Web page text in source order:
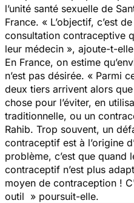
l’unité santé sexuelle de
France. « L’objectif, c’est
consultation contraceptive
leur médecin », ajoute-t-
En France, on estime
n’est pas désirée. « Parmi
deux tiers arrivent alors
chose pour l’éviter, en
traditionnelle, ou un
Rahib. Trop souvent, un
contraceptif est à l’origine
problème, c’est que quand
contraceptif n’est plus
moyen de contraception !
outil » poursuit-elle.